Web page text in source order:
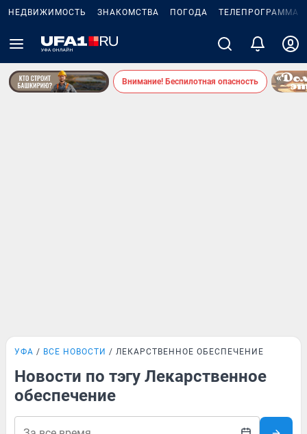
НЕДВИЖИМОСТЬ ЗНАКОМСТВА ПОГОДА ТЕЛЕПРОГРАММА
Внимание! Беспилотная опасность
УФА ВСЕ НОВОСТИ ЛЕКАРСТВЕННОЕ ОБЕСПЕЧЕНИЕ
Новости по тэгу Лекарственное
обеспечение